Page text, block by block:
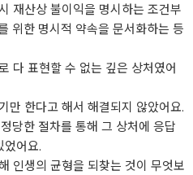
재산상 불이익을 명시하는 조건부
위한 명시적 약속을 문서화하는 등
다 표현할 수 없는 깊은 상처였어
만 한다고 해서 해결되지 않았어요.
당한 절차를 통해 그 상처에 응답
었어요.
인생의 균형을 되찾는 것이 무엇보